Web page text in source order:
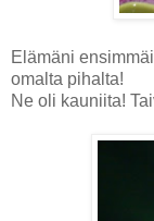
Elämäni
omalta pihalta!
Ne oli kauniita!